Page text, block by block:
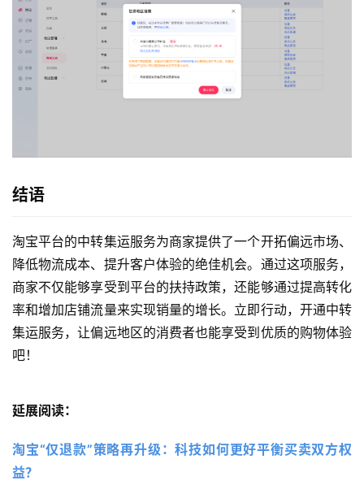
结语
淘宝平台的中转集运服务为商家提供了一个开拓偏远市场、
降低物流成本、提升客户体验的绝佳机会。通过这项服务，
商家不仅能够享受到平台的扶持政策，还能够通过提高转化
率和增加店铺流量来实现销量的增长。立即行动，开通中转
集运服务，让偏远地区的消费者也能享受到优质的购物体验
吧！
延展阅读：
淘宝“仅退款”策略再升级：科技如何更好平衡买卖双方权
益？